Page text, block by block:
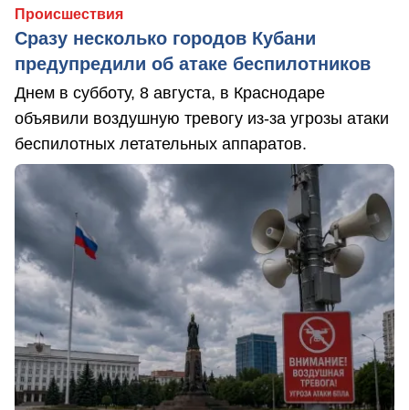
Происшествия
Сразу несколько городов Кубани
предупредили об атаке беспилотников
Днем в субботу, 8 августа, в Краснодаре
объявили воздушную тревогу из-за угрозы атаки
беспилотных летательных аппаратов.